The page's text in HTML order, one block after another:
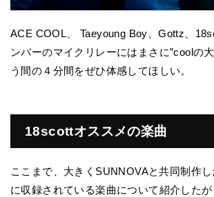
ACE COOL、 Taeyoung Boy、Gottz、
ンバーのマイクリレーにはまさに”cool
う間の４分間をぜひ体感してほしい。
18scottオススメの楽曲
ここまで、大きくSUNNOVAと共同制作
に収録されている楽曲について紹介した